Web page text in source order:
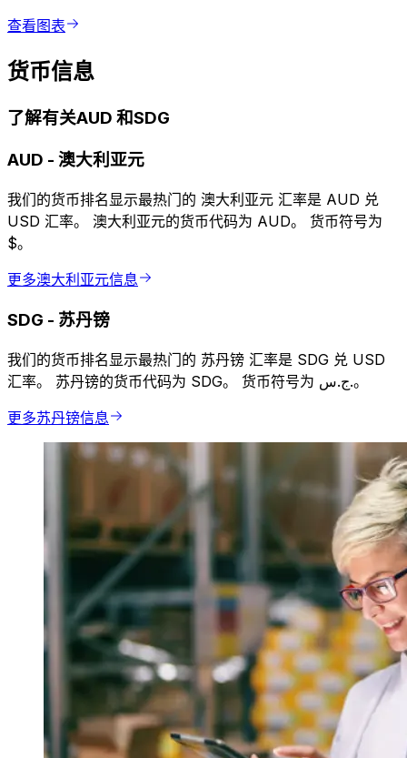
查看图表
货币信息
了解有关AUD 和SDG
AUD - 澳大利亚元
我们的货币排名显示最热门的 澳大利亚元 汇率是 AUD 兑
USD 汇率。 澳大利亚元的货币代码为 AUD。 货币符号为
$。
更多澳大利亚元信息
SDG - 苏丹镑
我们的货币排名显示最热门的 苏丹镑 汇率是 SDG 兑 USD
汇率。 苏丹镑的货币代码为 SDG。 货币符号为 ج.س.。
更多苏丹镑信息